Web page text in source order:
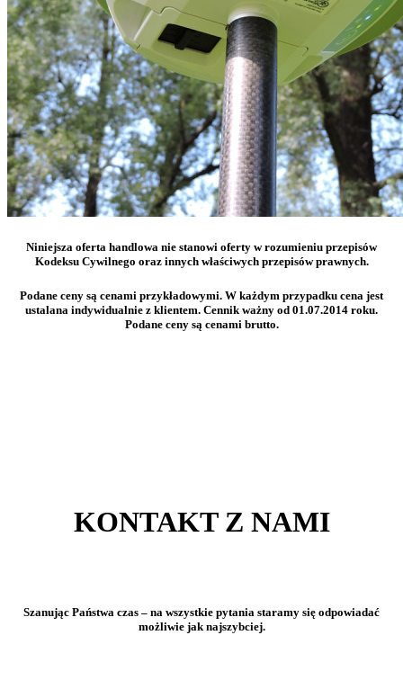
Niniejsza oferta handlowa nie stanowi oferty w rozumieniu przepisów
Kodeksu Cywilnego oraz innych właściwych przepisów prawnych.
Podane ceny są cenami przykładowymi. W każdym przypadku cena jest
ustalana indywidualnie z klientem. Cennik ważny od 01.07.2014 roku.
Podane ceny są cenami brutto.
KONTAKT Z NAMI
Szanując Państwa czas – na wszystkie pytania staramy się odpowiadać
możliwie jak najszybciej.